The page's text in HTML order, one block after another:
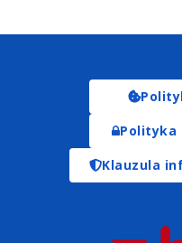
Polityka
Klauzula